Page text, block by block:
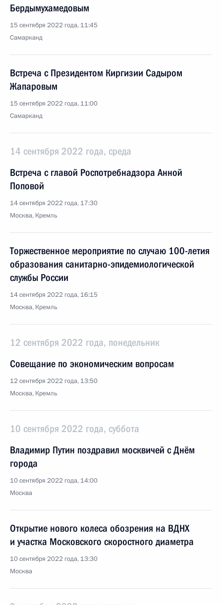
Бердымухамедовым
15 сентября 2022 года, 11:45
Самарканд
Встреча с Президентом Киргизии Садыром
Жапаровым
15 сентября 2022 года, 11:00
Самарканд
14 сентября 2022 года, среда
Встреча с главой Роспотребнадзора Анной
Поповой
14 сентября 2022 года, 17:30
Москва, Кремль
Торжественное мероприятие по случаю 100-летия
образования санитарно-эпидемиологической
службы России
14 сентября 2022 года, 16:15
Москва, Кремль
12 сентября 2022 года, понедельник
Совещание по экономическим вопросам
12 сентября 2022 года, 13:50
Москва, Кремль
10 сентября 2022 года, суббота
Владимир Путин поздравил москвичей с Днём
города
10 сентября 2022 года, 14:00
Москва
Открытие нового колеса обозрения на ВДНХ
и участка Московского скоростного диаметра
10 сентября 2022 года, 13:30
Москва